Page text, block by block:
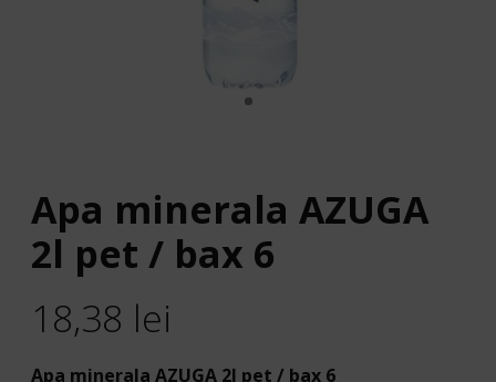
Apa minerala AZUGA
2l pet / bax 6
18,38 lei
Apa minerala AZUGA 2l pet / bax 6